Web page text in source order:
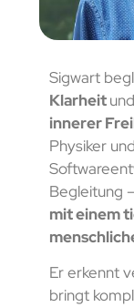
Sigwart
Klarheitund
innerer
Physiker
Begleitung
mit einem
Er erkennt
bringt